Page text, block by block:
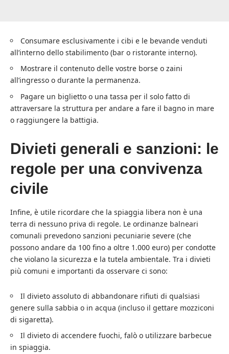
Consumare esclusivamente i cibi e le bevande venduti
all’interno dello stabilimento (bar o ristorante interno).
Mostrare il contenuto delle vostre borse o zaini
all’ingresso o durante la permanenza.
Pagare un biglietto o una tassa per il solo fatto di
attraversare la struttura per andare a fare il bagno in mare
o raggiungere la battigia.
Divieti generali e sanzioni: le
regole per una convivenza
civile
Infine, è utile ricordare che la spiaggia libera non è una
terra di nessuno priva di regole. Le ordinanze balneari
comunali prevedono sanzioni pecuniarie severe (che
possono andare da 100 fino a oltre 1.000 euro) per condotte
che violano la sicurezza e la tutela ambientale. Tra i divieti
più comuni e importanti da osservare ci sono:
Il divieto assoluto di abbandonare rifiuti di qualsiasi
genere sulla sabbia o in acqua (incluso il gettare mozziconi
di sigaretta).
Il divieto di accendere fuochi, falò o utilizzare barbecue
in spiaggia.